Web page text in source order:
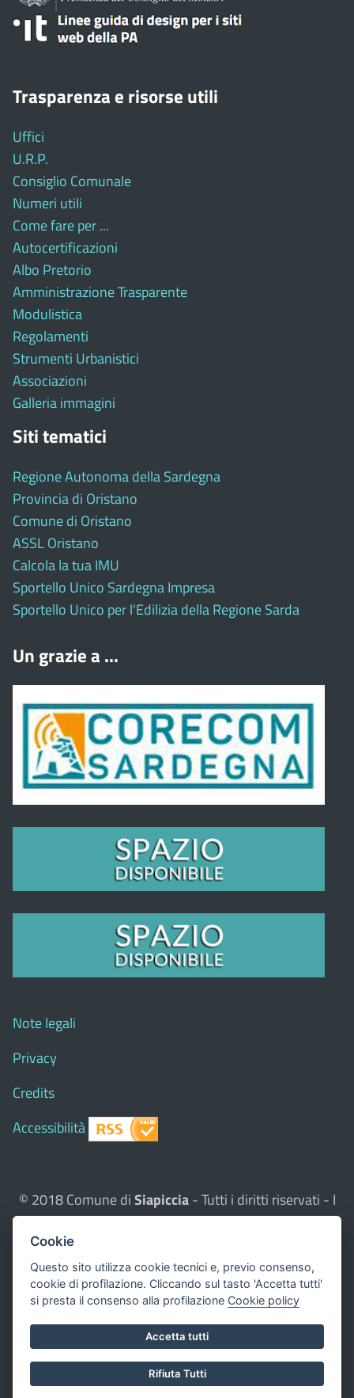
Trasparenza e risorse utili
Uffici
U.R.P.
Consiglio Comunale
Numeri utili
Come fare per ...
Autocertificazioni
Albo Pretorio
Amministrazione Trasparente
Modulistica
Regolamenti
Strumenti Urbanistici
Associazioni
Galleria immagini
Siti tematici
Regione Autonoma della Sardegna
Provincia di Oristano
Comune di Oristano
ASSL Oristano
Calcola la tua IMU
Sportello Unico Sardegna Impresa
Sportello Unico per l'Edilizia della Regione Sarda
Un grazie a ...
Note legali
Privacy
Credits
Accessibilità
© 2018 Comune diSiapiccia- Tutti i diritti riservati - I
contenuti del sito, testi e immagini sono di proprietà
del Comune - CMS:
Questo sito utilizza, nella versione per UTENTI CON
DISLESSIA,Biancoenero ®, una font italiana ad Alta
Leggibilità.
Valuta questo sito
Dichiarazione di accessibilità
redatta il 16.05.2023
Cookie
Questo sito utilizza cookie tecnici e, previo consenso,
cookie di profilazione. Cliccando sul tasto 'Accetta tutti'
si presta il consenso alla profilazione Cookie policy
Accetta tutti
Rifiuta Tutti